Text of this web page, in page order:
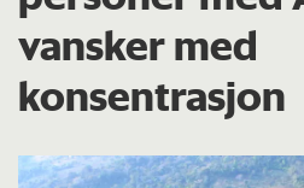
vansker med
konsentrasjon